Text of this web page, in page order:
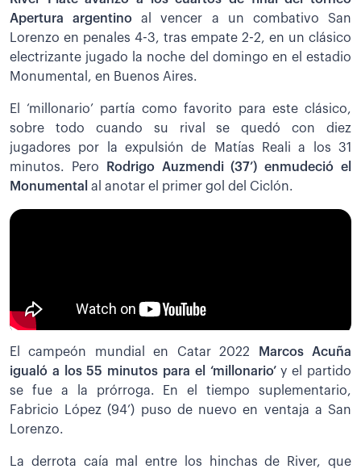
Apertura argentinoal vencer a un combativo San
Lorenzo en penales 4-3, tras empate 2-2, en un clásico
electrizante jugado la noche del domingo en el estadio
Monumental, en Buenos Aires.
El ‘millonario’ partía como favorito para este clásico,
sobre todo cuando su rival se quedó con diez
jugadores por la expulsión de Matías Reali a los 31
minutos. Pero
Rodrigo Auzmendi (37’) enmudeció el
Monumental al anotar el primer gol del Ciclón.
El campeón mundial en Catar 2022
Marcos Acuña
igualó a los 55 minutos para el ‘millonario’y el partido
se fue a la prórroga. En el tiempo suplementario,
Fabricio López (94’) puso de nuevo en ventaja a San
Lorenzo.
La derrota caía mal entre los hinchas de River, que